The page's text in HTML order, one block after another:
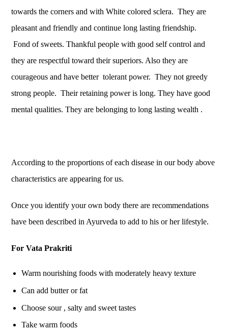
towards the corners and with White colored sclera. They are
pleasant and friendly and continue long lasting friendship.
Fond of sweets. Thankful people with good self control and
they are respectful toward their superiors. Also they are
courageous and have better tolerant power. They not greedy
strong people. Their retaining power is long. They have good
mental qualities. They are belonging to long lasting wealth .
According to the proportions of each disease in our body above
characteristics are appearing for us.
Once you identify your own body there are recommendations
have been described in Ayurveda to add to his or her lifestyle.
For Vata Prakriti
Warm nourishing foods with moderately heavy texture
Can add butter or fat
Choose sour , salty and sweet tastes
Take warm foods